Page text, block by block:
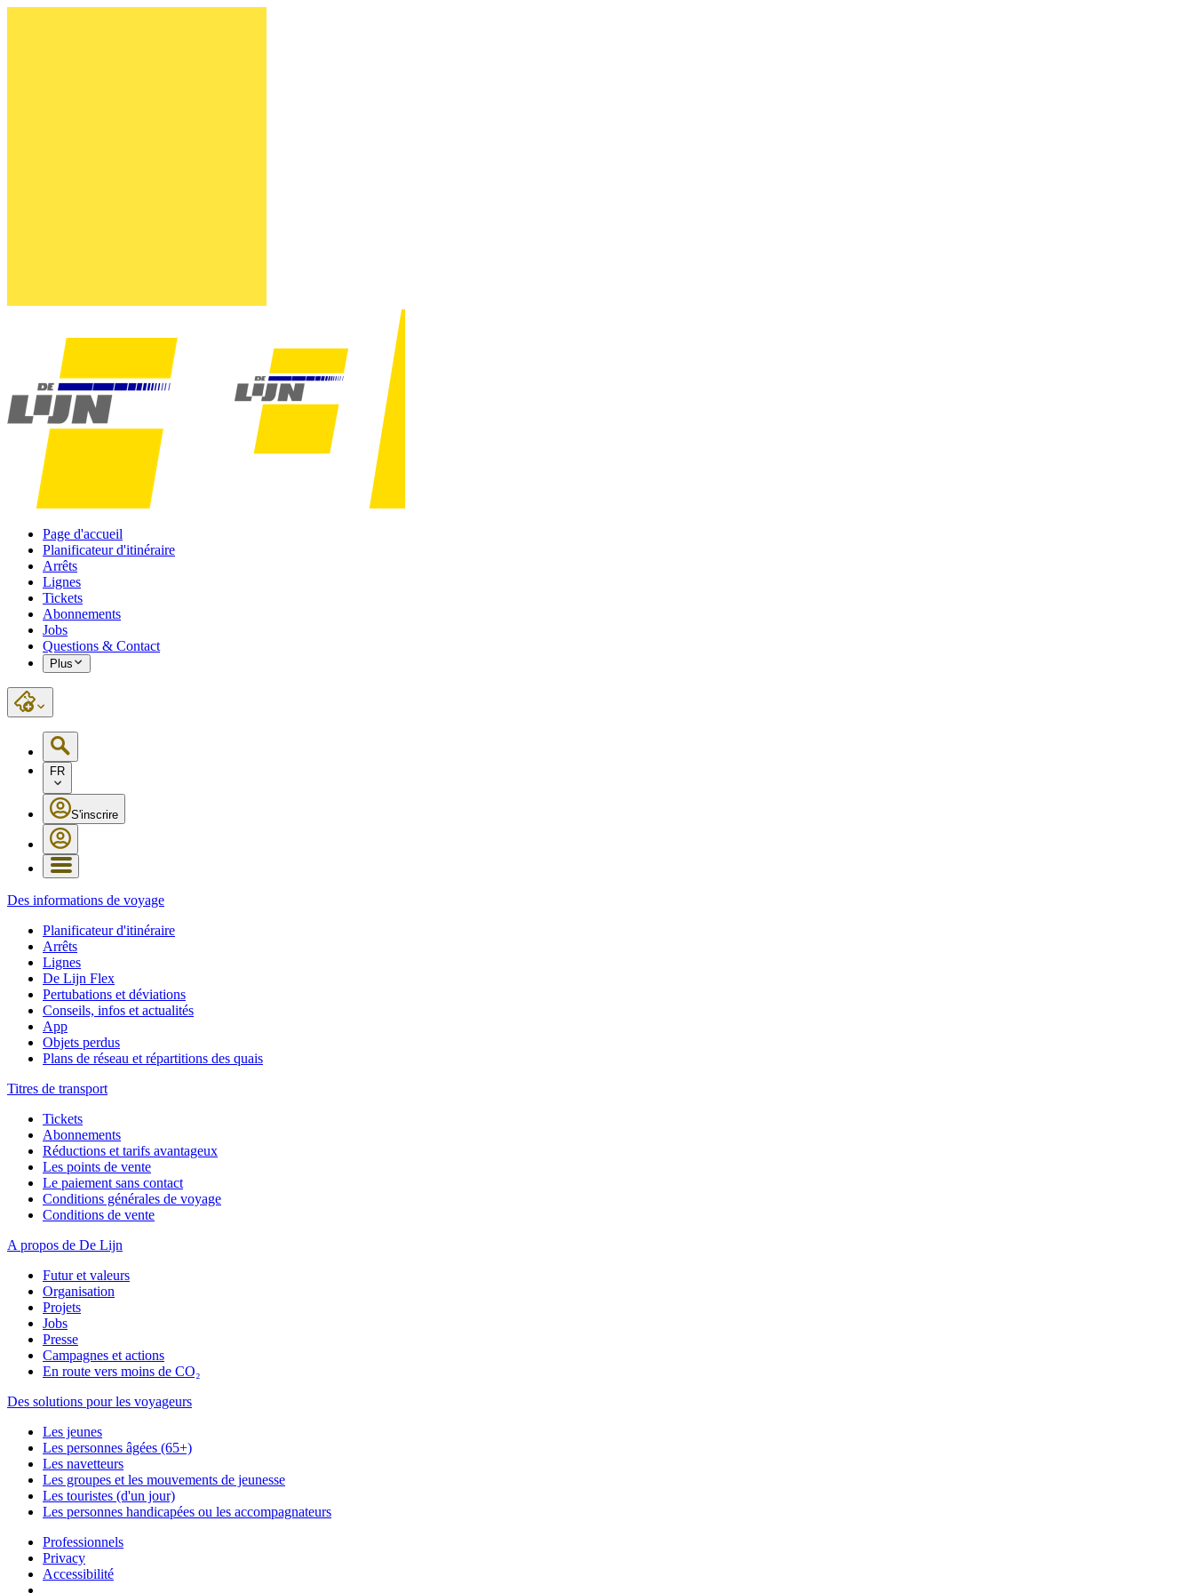
Page d'accueil
Planificateur d'itinéraire
Arrêts
Lignes
Tickets
Abonnements
Jobs
Questions & Contact
Plus
FR
S'inscrire
Des informations de voyage
Planificateur d'itinéraire
Arrêts
Lignes
De Lijn Flex
Pertubations et déviations
Conseils, infos et actualités
App
Objets perdus
Plans de réseau et répartitions des quais
Titres de transport
Tickets
Abonnements
Réductions et tarifs avantageux
Les points de vente
Le paiement sans contact
Conditions générales de voyage
Conditions de vente
A propos de De Lijn
Futur et valeurs
Organisation
Projets
Jobs
Presse
Campagnes et actions
En route vers moins de CO₂
Des solutions pour les voyageurs
Les jeunes
Les personnes âgées (65+)
Les navetteurs
Les groupes et les mouvements de jeunesse
Les touristes (d'un jour)
Les personnes handicapées ou les accompagnateurs
Professionnels
Privacy
Accessibilité